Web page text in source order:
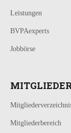
Leistungen
BVPAexperts
Jobbörse
Mitgliederbereich